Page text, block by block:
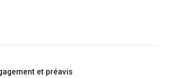
et laissez place à la concentration, dans un
naturelle, créant une atmosphère
et préavis